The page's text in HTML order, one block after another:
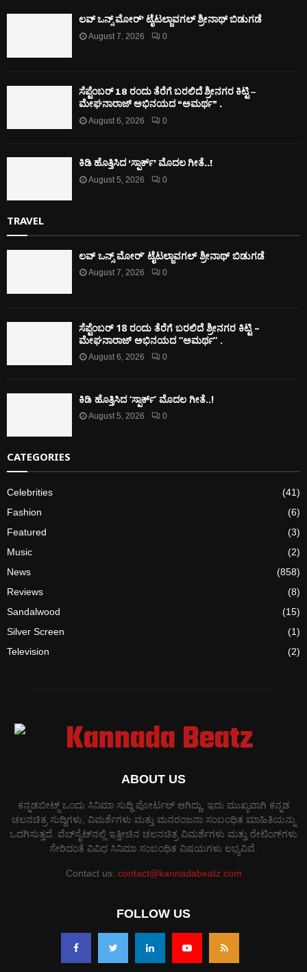
ಲವ್ ಒನ್ಸ್ ಮೋರ್’ ಟೈಟಲ್ಜಾವಗಲ್ ಶ್ರೀನಾಥ್ ಬಿಡುಗಡೆ
August 7, 2026 0
ಸೆಪ್ಟೆಂಬರ್ 18 ರಂದು ತೆರೆಗೆ ಬರಲಿದೆ ಶ್ರೀನಗರ ಕಿಟ್ಟಿ –
ಮೇಘನಾರಾಜ್ ಅಭಿನಯದ “ಅಮರ್ಥ” .
August 6, 2026 0
ಕಿಡಿ‌‌ ಹೊತ್ತಿಸಿದ ‘ಸ್ಪಾರ್ಕ್’ ಮೊದಲ‌ ಗೀತೆ..!
August 5, 2026 0
TRAVEL
ಲವ್ ಒನ್ಸ್ ಮೋರ್’ ಟೈಟಲ್ಜಾವಗಲ್ ಶ್ರೀನಾಥ್ ಬಿಡುಗಡೆ
August 7, 2026 0
ಸೆಪ್ಟೆಂಬರ್ 18 ರಂದು ತೆರೆಗೆ ಬರಲಿದೆ ಶ್ರೀನಗರ ಕಿಟ್ಟಿ –
ಮೇಘನಾರಾಜ್ ಅಭಿನಯದ “ಅಮರ್ಥ” .
August 6, 2026 0
ಕಿಡಿ‌‌ ಹೊತ್ತಿಸಿದ ‘ಸ್ಪಾರ್ಕ್’ ಮೊದಲ‌ ಗೀತೆ..!
August 5, 2026 0
CATEGORIES
Celebrities
(41)
Fashion
(6)
Featured
(3)
Music
(2)
News
(858)
Reviews
(8)
Sandalwood
(15)
Silver Screen
(1)
Television
(2)
ABOUT US
ಕನ್ನಡಬೀಟ್ಜ್ ಒಂದು ಸಿನಿಮಾ ಸುದ್ದಿ ಪೋರ್ಟಲ್ ಆಗಿದ್ದು, ಇದು ಮುಖ್ಯವಾಗಿ ಕನ್ನಡ
ಚಲನಚಿತ್ರ ಸುದ್ದಿಗಳು, ವಿಮರ್ಶೆಗಳು ಮತ್ತು ಮನರಂಜನಾ ಸಂಬಂಧಿತ ಮಾಹಿತಿಯನ್ನು
ಒದಗಿಸುತ್ತದೆ. ವೆಬ್‌ಸೈಟ್‌ನಲ್ಲಿ ಇತ್ತೀಚಿನ ಚಲನಚಿತ್ರ ವಿಮರ್ಶೆಗಳು ಮತ್ತು ರೇಟಿಂಗ್‌ಗಳು
ಸೇರಿದಂತೆ ವಿವಿಧ ಸಿನಿಮಾ ಸಂಬಂಧಿತ ವಿಷಯಗಳು ಲಭ್ಯವಿವೆ.
Contact us: contact@kannadabeatz.com
FOLLOW US